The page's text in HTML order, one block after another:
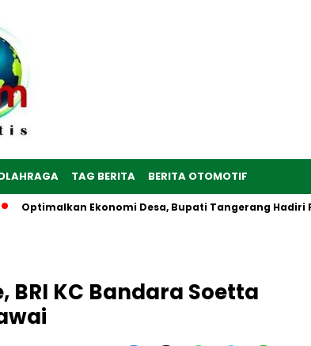
TAG BERITA BERITA OTOMOTIF
Ekonomi Desa, Bupati Tangerang Hadiri
BRI KC Bandara Soetta